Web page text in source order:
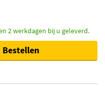
2 werkdagen bij u geleverd.
Bestellen